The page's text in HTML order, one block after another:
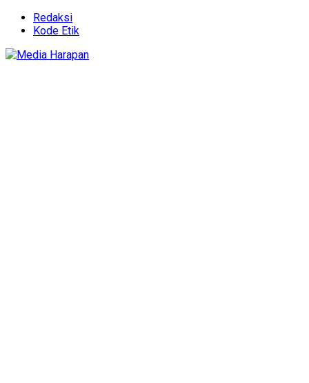
Redaksi
Kode Etik